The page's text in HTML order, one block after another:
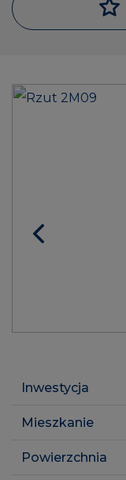
Inwestycja
Mieszkanie
Powierzchnia